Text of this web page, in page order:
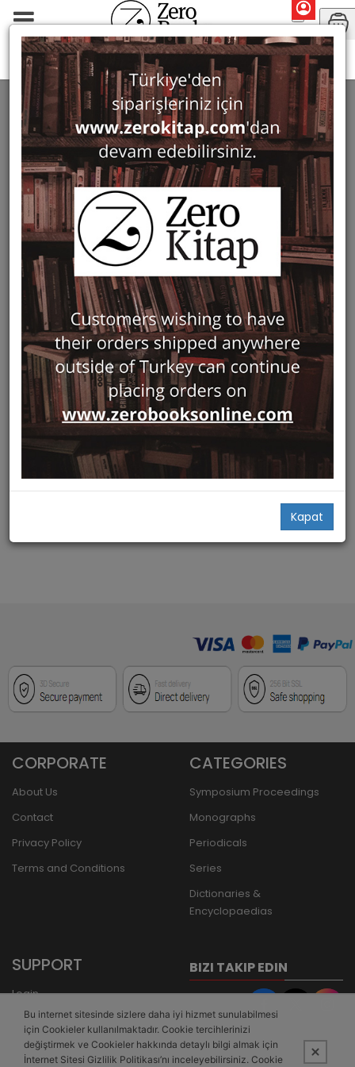
Kapat
Krikor Z. V. Balakyan
SEARCH: KRIKOR Z. V. BALAKYAN 1 ürün bulundu
Filter Show Only in Stock
Hızlı Bakış
Gecmisin Yorgun Taniklari Ani
Harabeleri
Paros Yayıncılık
Krikor Z. V. Balakyan
78,00
CORPORATE
About Us
Contact
Privacy Policy
Terms and Conditions
CATEGORIES
Symposium Proceedings
Monographs
Periodicals
Series
Dictionaries &
Encyclopaedias
SUPPORT
Login
Register
Forgot Password
BIZI TAKIP EDIN
Bu internet sitesinde sizlere daha iyi hizmet sunulabilmesi
için Cookieler kullanılmaktadır. Cookie tercihlerinizi
değiştirmek ve Cookieler hakkında detaylı bilgi almak için
İnternet Sitesi Gizlilik Politikası’nı inceleyebilirsiniz. Cookie